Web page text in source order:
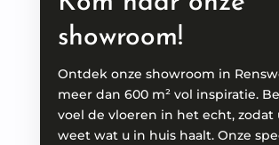
showroom!
Ontdek onze showroom in
meer dan 600 m² vol inspiratie.
voel de vloeren in het echt, zodat
weet wat u in huis haalt. Onze